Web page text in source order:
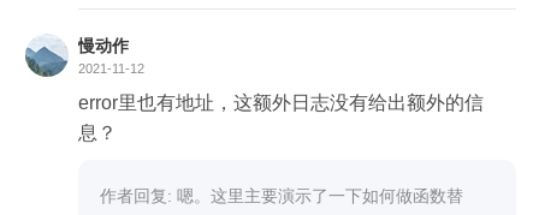
慢动作
2021-11-12
error里也有地址，这额外日志没有给出额外的信
息？
作者回复: 嗯。这里主要演示了一下如何做函数替